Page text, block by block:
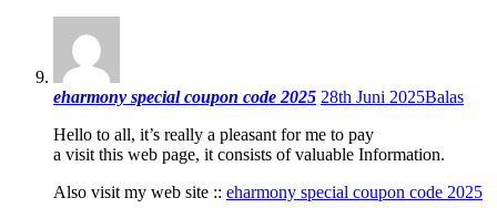
eharmony special coupon code 2025 28th Juni 2025Balas
Hello to all, it’s really a pleasant for me to pay
a visit this web page, it consists of valuable Information.
Also visit my web site :: eharmony special coupon code 2025